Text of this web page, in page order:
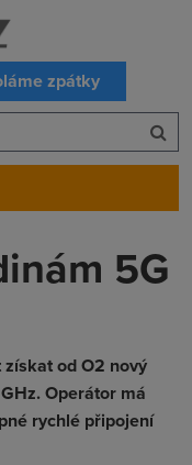
zpátky
5G
od O2 nový
Operátor má
rychlé připojení